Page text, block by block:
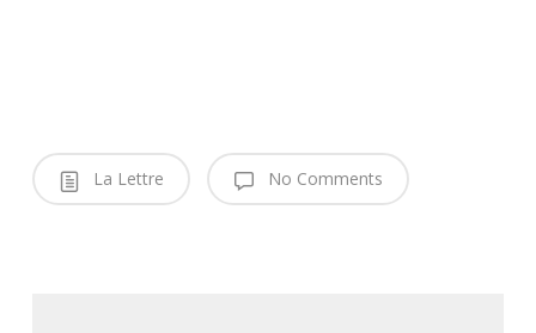
La Lettre No Comments